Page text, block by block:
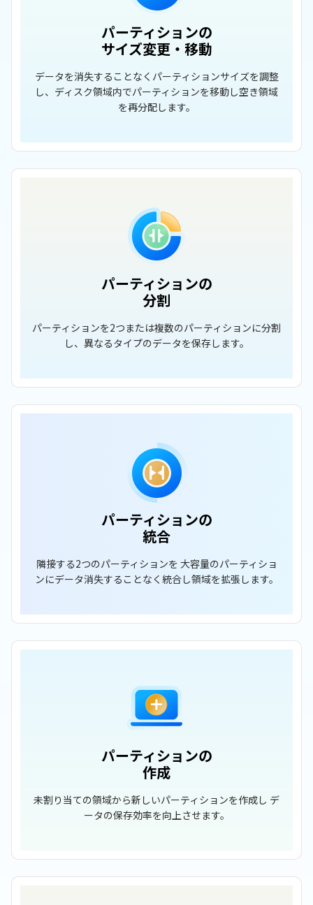
パーティションの
サイズ変更・移動
データを消失することなくパーティションサイズを調整
し、ディスク領域内でパーティションを移動し空き領域
を再分配します。
パーティションの
分割
パーティションを2つまたは複数のパーティションに分割
し、異なるタイプのデータを保存します。
パーティションの
統合
隣接する2つのパーティションを 大容量のパーティショ
ンにデータ消失することなく統合し領域を拡張します。
パーティションの
作成
未割り当ての領域から新しいパーティションを作成し デ
ータの保存効率を向上させます。